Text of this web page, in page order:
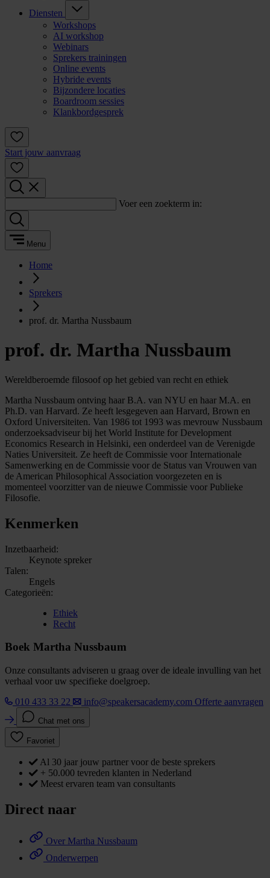
Diensten
Workshops
AI workshop
Webinars
Sprekers trainingen
Online events
Hybride events
Bijzondere locaties
Boardroom sessies
Klankbordgesprek
Start jouw aanvraag
Voer een zoekterm in:
Menu
Home
Sprekers
prof. dr. Martha Nussbaum
prof. dr. Martha Nussbaum
Wereldberoemde filosoof op het gebied van recht en ethiek
Martha Nussbaum ontving haar B.A. van NYU en haar M.A. en
Ph.D. van Harvard. Ze heeft lesgegeven aan Harvard, Brown en
Oxford Universiteiten. Van 1986 tot 1993 was mevrouw Nussbaum
onderzoeksadviseur bij het World Institute for Development
Economics Research in Helsinki, een onderdeel van de Verenigde
Naties Universiteit. Ze heeft de Commissie voor Internationale
Samenwerking en de Commissie voor de Status van Vrouwen van
de American Philosophical Association voorgezeten en is
momenteel voorzitter van de nieuwe Commissie voor Publieke
Filosofie.
Kenmerken
Inzetbaarheid:
Keynote spreker
Talen:
Engels
Categorieën:
Ethiek
Recht
Boek Martha Nussbaum
Onze consultants adviseren u graag over de ideale invulling van het
verhaal voor uw specifieke doelgroep.
010 433 33 22
info@speakersacademy.com Offerte aanvragen
Chat met ons
Favoriet
Al 30 jaar jouw partner voor de beste sprekers
+ 50.000 tevreden klanten in Nederland
Meest ervaren team van consultants
Direct naar
Over Martha Nussbaum
Onderwerpen